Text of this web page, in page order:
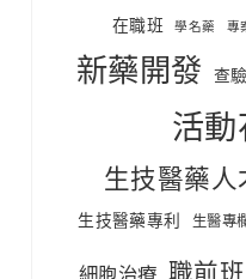
在職班 學名藥 專
新藥開發 查
活動
生技醫藥
生技醫藥專利 生醫專
細胞治療 職前班